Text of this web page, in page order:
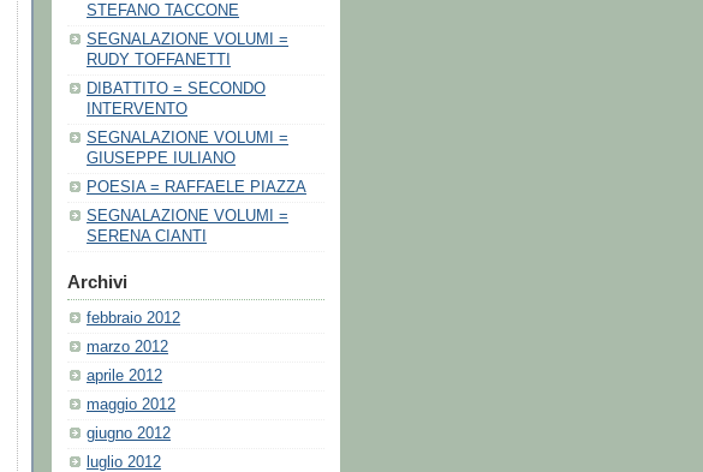
STEFANO TACCONE
SEGNALAZIONE VOLUMI =
RUDY TOFFANETTI
DIBATTITO = SECONDO
INTERVENTO
SEGNALAZIONE VOLUMI =
GIUSEPPE IULIANO
POESIA = RAFFAELE PIAZZA
SEGNALAZIONE VOLUMI =
SERENA CIANTI
Archivi
febbraio 2012
marzo 2012
aprile 2012
maggio 2012
giugno 2012
luglio 2012